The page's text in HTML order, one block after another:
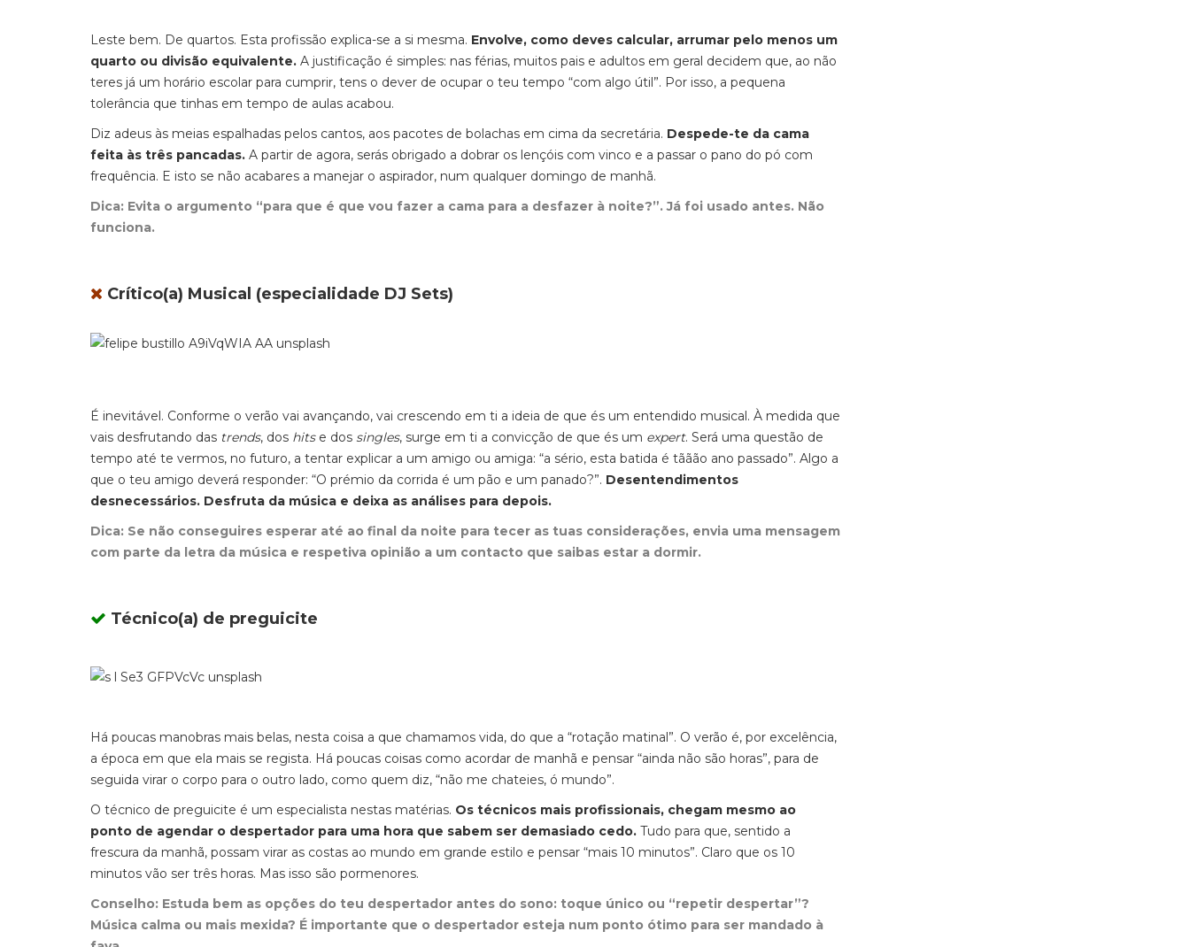
Leste bem. De quartos. Esta profissão explica-se a si mesma. Envolve, como deves calcular, arrumar pelo menos um
quarto ou divisão equivalente. A justificação é simples: nas férias, muitos pais e adultos em geral decidem que, ao não
teres já um horário escolar para cumprir, tens o dever de ocupar o teu tempo “com algo útil”. Por isso, a pequena
tolerância que tinhas em tempo de aulas acabou.
Diz adeus às meias espalhadas pelos cantos, aos pacotes de bolachas em cima da secretária. Despede-te da cama
feita às três pancadas. A partir de agora, serás obrigado a dobrar os lençóis com vinco e a passar o pano do pó com
frequência. E isto se não acabares a manejar o aspirador, num qualquer domingo de manhã.
Dica: Evita o argumento “para que é que vou fazer a cama para a desfazer à noite?”. Já foi usado antes. Não
funciona.
Crítico(a) Musical (especialidade DJ Sets)
É inevitável. Conforme o verão vai avançando, vai crescendo em ti a ideia de que és um entendido musical. À medida que
vais desfrutando das trends, dos hits e dos singles, surge em ti a convicção de que és um expert. Será uma questão de
tempo até te vermos, no futuro, a tentar explicar a um amigo ou amiga: “a sério, esta batida é tããão ano passado”. Algo a
que o teu amigo deverá responder: “O prémio da corrida é um pão e um panado?”. Desentendimentos
desnecessários. Desfruta da música e deixa as análises para depois.
Dica: Se não conseguires esperar até ao final da noite para tecer as tuas considerações, envia uma mensagem
com parte da letra da música e respetiva opinião a um contacto que saibas estar a dormir.
Técnico(a) de preguicite
Há poucas manobras mais belas, nesta coisa a que chamamos vida, do que a “rotação matinal”. O verão é, por excelência,
a época em que ela mais se regista. Há poucas coisas como acordar de manhã e pensar “ainda não são horas”, para de
seguida virar o corpo para o outro lado, como quem diz, “não me chateies, ó mundo”.
O técnico de preguicite é um especialista nestas matérias. Os técnicos mais profissionais, chegam mesmo ao
ponto de agendar o despertador para uma hora que sabem ser demasiado cedo. Tudo para que, sentido a
frescura da manhã, possam virar as costas ao mundo em grande estilo e pensar “mais 10 minutos”. Claro que os 10
minutos vão ser três horas. Mas isso são pormenores.
Conselho: Estuda bem as opções do teu despertador antes do sono: toque único ou “repetir despertar”?
Música calma ou mais mexida? É importante que o despertador esteja num ponto ótimo para ser mandado à